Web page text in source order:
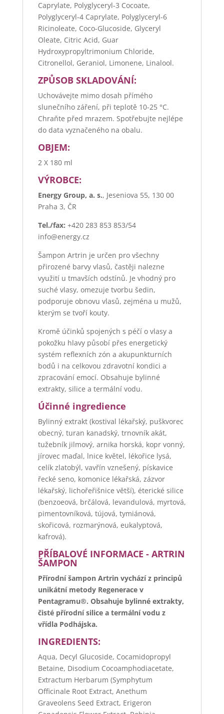
Caprylate, Polyglyceryl-3 Cocoate,
Polyglyceryl-4 Caprylate, Polyglyceryl-6
Ricinoleate, Coco-Glucoside, Glyceryl
Oleate, Citric Acid, Guar
Hydroxypropyltrimonium Chloride,
Citronellol, Geraniol, Limonene, Linalool.
ZPŮSOB SKLADOVÁNÍ:
Uchovávejte mimo dosah přímého
slunečního záření, při teplotě 10-25 °C.
Chraňte před mrazem. Spotřebujte nejlépe
do data vyznačeného na obalu.
OBJEM:
2 X 180 ml
VÝROBCE:
Energy Group, a. s., Jeseniova 55, 130 00
Praha 3, ČR
Tel./fax: +420 283 853 853/54
info@energy.cz
Šampon Artrin je určen pro všechny
přirozené barvy vlasů, častěji nalezne
využití u tmavších odstínů. Je vhodný pro
suché vlasy, omezuje tvorbu šedin,
podporuje obnovu vlasů, zejména u mužů,
kterým se tvoří kouty.
Kromě účinků spojených s péčí o vlasy a
pokožku hlavy působí přes energetický
systém reflexních zón a akupunkturních
bodů i na celkovou zdravotní kondici a
zpracování emocí. Obsahuje bylinné
extrakty, silice a termální vodu.
Účinné ingredience
Bylinný extrakt (kostival lékařský, puškvorec
obecný, turan kanadský, trnovník akát,
tužebník jilmový, arnika horská, kopr vonný,
jírovec maďal, lnice květel, lékořice lysá,
celík zlatobýl, vavřín vznešený, pískavice
řecké seno, komonice lékařská, zázvor
lékařský, lichořeřišnice větší), éterické silice
(benzoeová, brčálová, levandulová, myrtová,
pimentovníková, tújová, tymiánová,
skořicová, rozmarýnová, eukalyptová,
kafrová).
PŘÍBALOVÉ INFORMACE - ARTRIN
ŠAMPON
Přírodní šampon Artrin vychází z principů
unikátní metody Regenerace v
Pentagramu®. Obsahuje bylinné extrakty,
čisté přírodní silice a termální vodu z
vřídla Podhájska.
INGREDIENTS:
Aqua, Decyl Glucoside, Cocamidopropyl
Betaine, Disodium Cocoamphodiacetate,
Extractum Herbarum (Symphytum
Officinale Root Extract, Anethum
Graveolens Seed Extract, Erigeron